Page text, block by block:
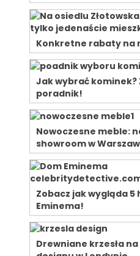
Konkretne rabaty na
Jak wybrać kominek?
poradnik!
Nowoczesne meble:
showroom w
Zobacz jak wygląda
Eminema!
Drewniane krzesła